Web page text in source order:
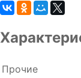
Прочие